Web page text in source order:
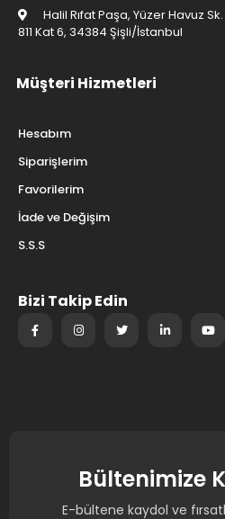
Halil Rıfat Paşa, Yüzer Havuz
811 Kat 6, 34384 Şişli/İstanbul
Müşteri Hizmetleri
Hesabım
Siparişlerim
Favorilerim
İade ve Değişim
S.S.S
Bizi Takip Edin
Bültenimize
E-bültene kaydol ve